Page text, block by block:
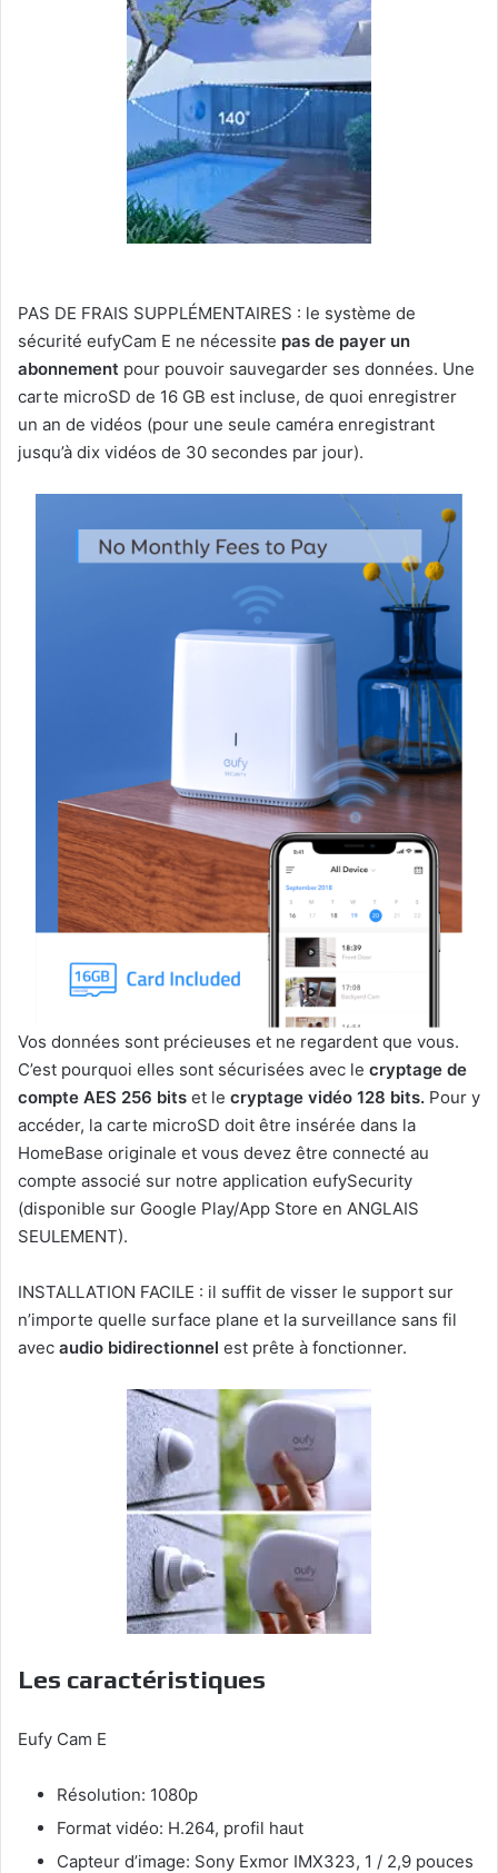
PAS DE FRAIS SUPPLÉMENTAIRES : le système de
sécurité eufyCam E ne nécessite pas de payer un
abonnement pour pouvoir sauvegarder ses données. Une
carte microSD de 16 GB est incluse, de quoi enregistrer
un an de vidéos (pour une seule caméra enregistrant
jusqu’à dix vidéos de 30 secondes par jour).
Vos données sont précieuses et ne regardent que vous.
C’est pourquoi elles sont sécurisées avec le cryptage de
compte AES 256 bits et le cryptage vidéo 128 bits. Pour y
accéder, la carte microSD doit être insérée dans la
HomeBase originale et vous devez être connecté au
compte associé sur notre application eufySecurity
(disponible sur Google Play/App Store en ANGLAIS
SEULEMENT).
INSTALLATION FACILE : il suffit de visser le support sur
n’importe quelle surface plane et la surveillance sans fil
avec audio bidirectionnel est prête à fonctionner.
Les caractéristiques
Eufy Cam E
Résolution: 1080p
Format vidéo: H.264, profil haut
Capteur d’image: Sony Exmor IMX323, 1 / 2,9 pouces